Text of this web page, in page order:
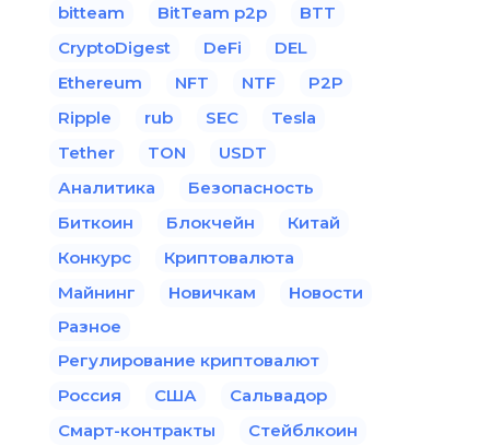
bitteam
BitTeam p2p
BTT
CryptoDigest
DeFi
DEL
Ethereum
NFT NTF
P2P
Ripple
rub SEC
Tesla
Tether
TON
USDT
Аналитика
Безопасность
Биткоин
Блокчейн
Китай
Конкурс
Криптовалюта
Майнинг
Новичкам
Новости
Разное
Регулирование криптовалют
Россия
США
Сальвадор
Смарт-контракты
Стейблкоин